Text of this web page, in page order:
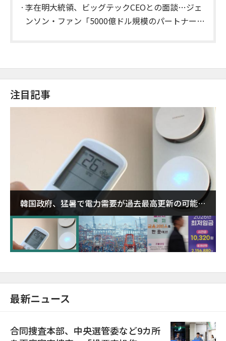
李在明大統領、ビッグテックCEOとの面談…ジェ
ンソン・ファン「5000億ドル規模のパートナーシ
注目記事
韓国政府、猛暑で電力需要が過去最高更新の可能性
に需給対応体制を点検
最新ニュース
合同捜査本部、中央選管委など9カ所